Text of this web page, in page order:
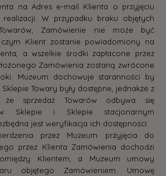
na Adres e-mail Klienta o przyjęciu
W przypadku braku objętych
Zamówienie nie może być
Klient zostanie powiadomiony na
a wszelkie środki zapłacone przez
Zamówienia zostaną zwrócone
Muzeum dochowuje staranności by
Towary były dostępne, jednakże z
sprzedaż Towarów odbywa się
w Sklepie i Sklepie stacjonarnym
jest weryfikacja ich dostępności.
przez Muzeum przyjęcia do
przez Klienta Zamówienia dochodzi
Klientem, a Muzeum umowy
objętego Zamówieniem. Umowę